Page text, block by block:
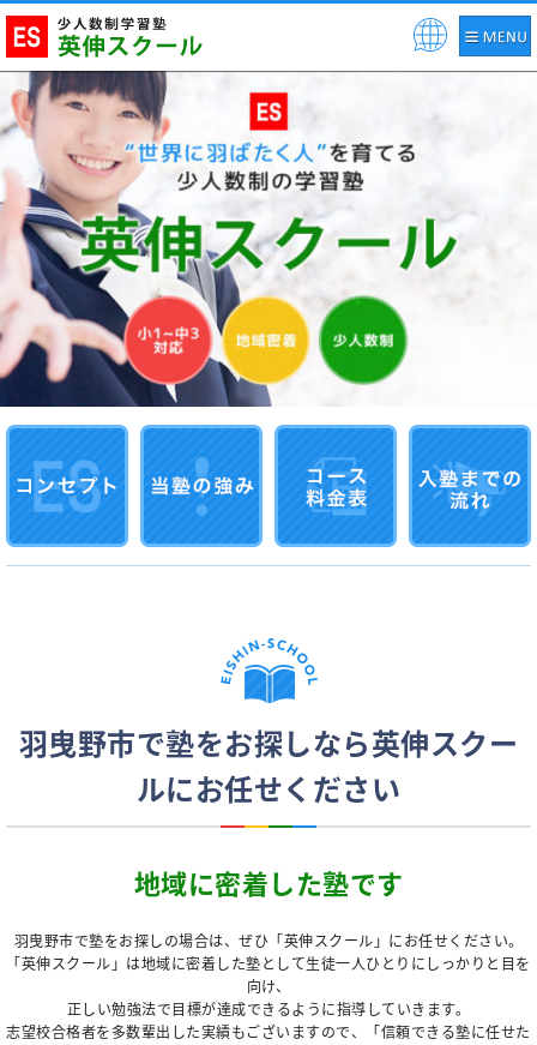
羽曳野市で塾をお探しなら英伸スクー
ルにお任せください
地域に密着した塾です
羽曳野市で塾をお探しの場合は、ぜひ「英伸スクール」にお任せください。
「英伸スクール」は地域に密着した塾として生徒一人ひとりにしっかりと目を
向け、
正しい勉強法で目標が達成できるように指導していきます。
志望校合格者を多数輩出した実績もございますので、「信頼できる塾に任せた